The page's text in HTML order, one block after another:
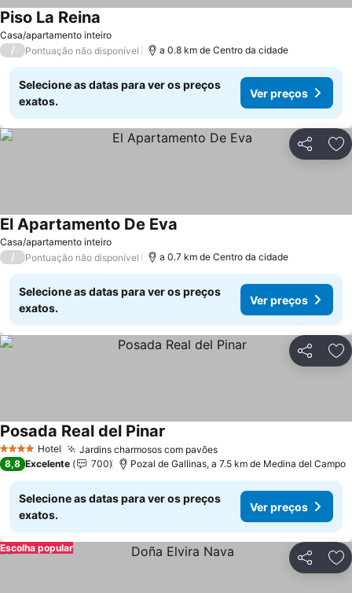
Casa/apartamento inteiro
Piso La Reina
/ Pontuação não disponível a 0.8 km de Centro da cidade
Selecione as datas para ver os preços
exatos.
Ver preços
Partilhar
Casa/apartamento inteiro
El Apartamento De Eva
/ Pontuação não disponível a 0.7 km de Centro da cidade
Selecione as datas para ver os preços
exatos.
Ver preços
Partilhar
4 EstrelasHotel Jardins charmosos com pavõesVer preços
Posada Real del Pinar
8,8 Excelente 700 Pozal de Gallinas, a 7.5 km de Medina del Campo
Selecione as datas para ver os preços
exatos.
Ver preços
Partilhar
Escolha popular